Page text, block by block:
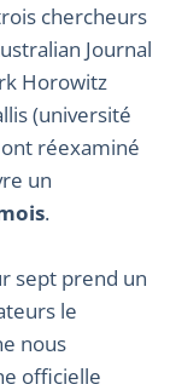
chercheurs
Journal
Horowitz
(université
réexaminé
un
.
sept prend un
le
nous
officielle